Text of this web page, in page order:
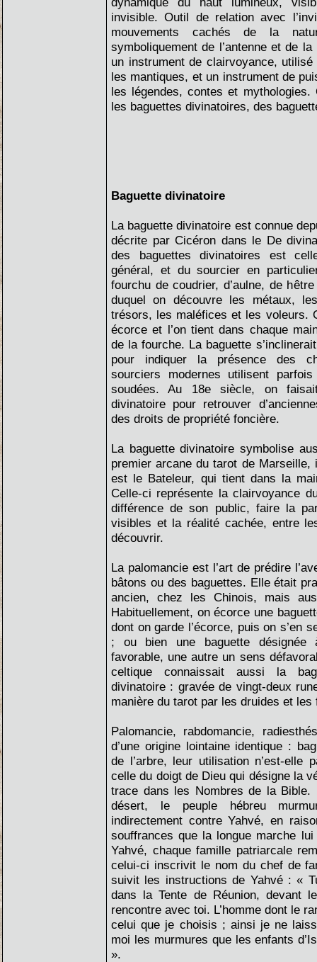
invisible. Outil de relation avec
mouvements cachés de la
symboliquement de l’antenne et de
un instrument de clairvoyance, utilisé
les mantiques, et un instrument de
les légendes, contes et mythologies.
les baguettes divinatoires, des
Baguette divinatoire
La baguette divinatoire est connue
décrite par Cicéron dans le De
des baguettes divinatoires est
général, et du sourcier en
fourchu de coudrier, d’aulne, de
duquel on découvre les métaux,
trésors, les maléfices et les voleurs.
écorce et l’on tient dans chaque
de la fourche. La baguette
pour indiquer la présence des
sourciers modernes utilisent
soudées. Au 18e siècle, on
divinatoire pour retrouver
des droits de propriété foncière.
La baguette divinatoire symbolise
premier arcane du tarot de Marseille,
est le Bateleur, qui tient dans la
Celle-ci représente la clairvoyance
différence de son public, faire la
visibles et la réalité cachée, entre
découvrir.
La palomancie est l’art de prédire
bâtons ou des baguettes. Elle était
ancien, chez les Chinois, mais
Habituellement, on écorce une
dont on garde l’écorce, puis on s’en
; ou bien une baguette désignée
favorable, une autre un sens
celtique connaissait aussi la
divinatoire : gravée de vingt-deux
manière du tarot par les druides et
Palomancie, rabdomancie,
d’une origine lointaine identique :
de l’arbre, leur utilisation n’est-elle
celle du doigt de Dieu qui désigne la
trace dans les Nombres de la
désert, le peuple hébreu
indirectement contre Yahvé, en
souffrances que la longue marche
Yahvé, chaque famille patriarcale
celui-ci inscrivit le nom du chef de
suivit les instructions de Yahvé : «
dans la Tente de Réunion, devant
rencontre avec toi. L’homme dont le
celui que je choisis ; ainsi je ne
moi les murmures que les enfants
».